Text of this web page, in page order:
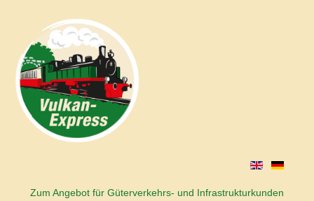
Zum Angebot für Güterverkehrs- und Infrastrukturkunden